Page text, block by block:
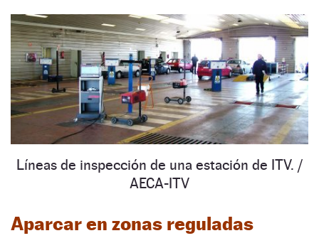
Líneas de inspección de una estación de ITV. /
AECA-ITV
Aparcar en zonas reguladas